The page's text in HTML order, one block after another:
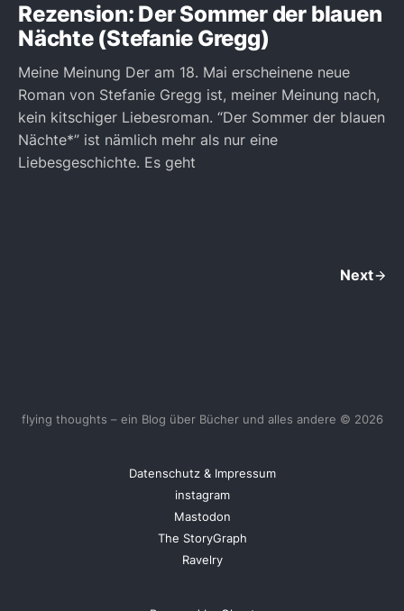
Rezension: Der Sommer der blauen
Nächte (Stefanie Gregg)
Meine Meinung Der am 18. Mai erscheinene neue
Roman von Stefanie Gregg ist, meiner Meinung nach,
kein kitschiger Liebesroman. “Der Sommer der blauen
Nächte*” ist nämlich mehr als nur eine
Liebesgeschichte. Es geht
Next
flying thoughts – ein Blog über Bücher und alles andere © 2026
Datenschutz & Impressum
instagram
Mastodon
The StoryGraph
Ravelry